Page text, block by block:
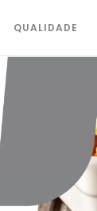
QUALIDADE